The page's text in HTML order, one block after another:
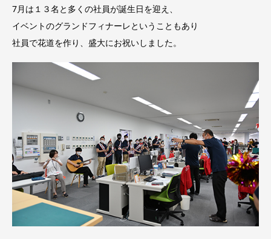
7月は１３名と多くの社員が誕生日を迎え、
イベントのグランドフィナーレということもあり
社員で花道を作り、盛大にお祝いしました。